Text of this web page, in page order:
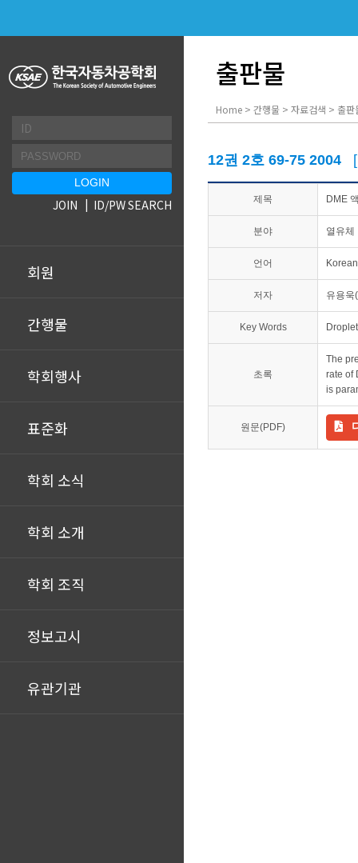
회원
간행물
학회행사
표준화
학회 소식
학회 소개
학회 조직
정보고시
유관기관
JOIN ID/PW SEARCH
출판물
Home > 간행물 > 자료검색 > 출판
12권 2호 69-75 2004
제목 DME
분야 열유체
언어 Korean
저자 유용욱
Key Words
초록
The
rate of
is
원문(PDF)